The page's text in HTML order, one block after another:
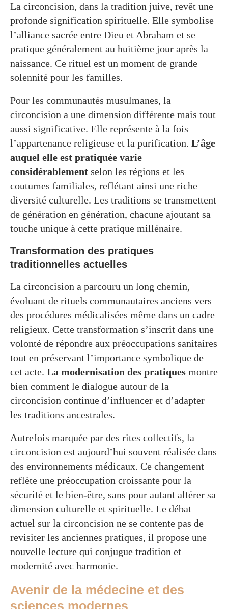
La circoncision, dans la tradition juive, revêt une
profonde signification spirituelle. Elle symbolise
l’alliance sacrée entre Dieu et Abraham et se
pratique généralement au huitième jour après la
naissance. Ce rituel est un moment de grande
solennité pour les familles.
Pour les communautés musulmanes, la
circoncision a une dimension différente mais tout
aussi significative. Elle représente à la fois
l’appartenance religieuse et la purification. L’âge
auquel elle est pratiquée varie
considérablement selon les régions et les
coutumes familiales, reflétant ainsi une riche
diversité culturelle. Les traditions se transmettent
de génération en génération, chacune ajoutant sa
touche unique à cette pratique millénaire.
Transformation des pratiques
traditionnelles actuelles
La circoncision a parcouru un long chemin,
évoluant de rituels communautaires anciens vers
des procédures médicalisées même dans un cadre
religieux. Cette transformation s’inscrit dans une
volonté de répondre aux préoccupations sanitaires
tout en préservant l’importance symbolique de
cet acte. La modernisation des pratiques montre
bien comment le dialogue autour de la
circoncision continue d’influencer et d’adapter
les traditions ancestrales.
Autrefois marquée par des rites collectifs, la
circoncision est aujourd’hui souvent réalisée dans
des environnements médicaux. Ce changement
reflète une préoccupation croissante pour la
sécurité et le bien-être, sans pour autant altérer sa
dimension culturelle et spirituelle. Le débat
actuel sur la circoncision ne se contente pas de
revisiter les anciennes pratiques, il propose une
nouvelle lecture qui conjugue tradition et
modernité avec harmonie.
Avenir de la médecine et des
sciences modernes